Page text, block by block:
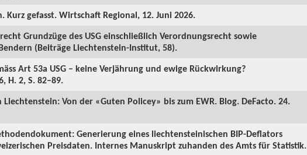
gefasst. Wirtschaft Regional, 12. Juni 2026.
Grundzüge des USG einschließlich Verordnungsrecht sowie
(Beiträge Liechtenstein-Institut, 58).
Art 53a USG – keine Verjährung und ewige Rückwirkung?
H. 2, S. 82–89.
Von der «Guten Policey» bis zum EWR. Blog. DeFacto. 24.
Generierung eines liechtensteinischen BIP-Deflators
Preisdaten. Internes Manuskript zuhanden des Amts für Statistik.